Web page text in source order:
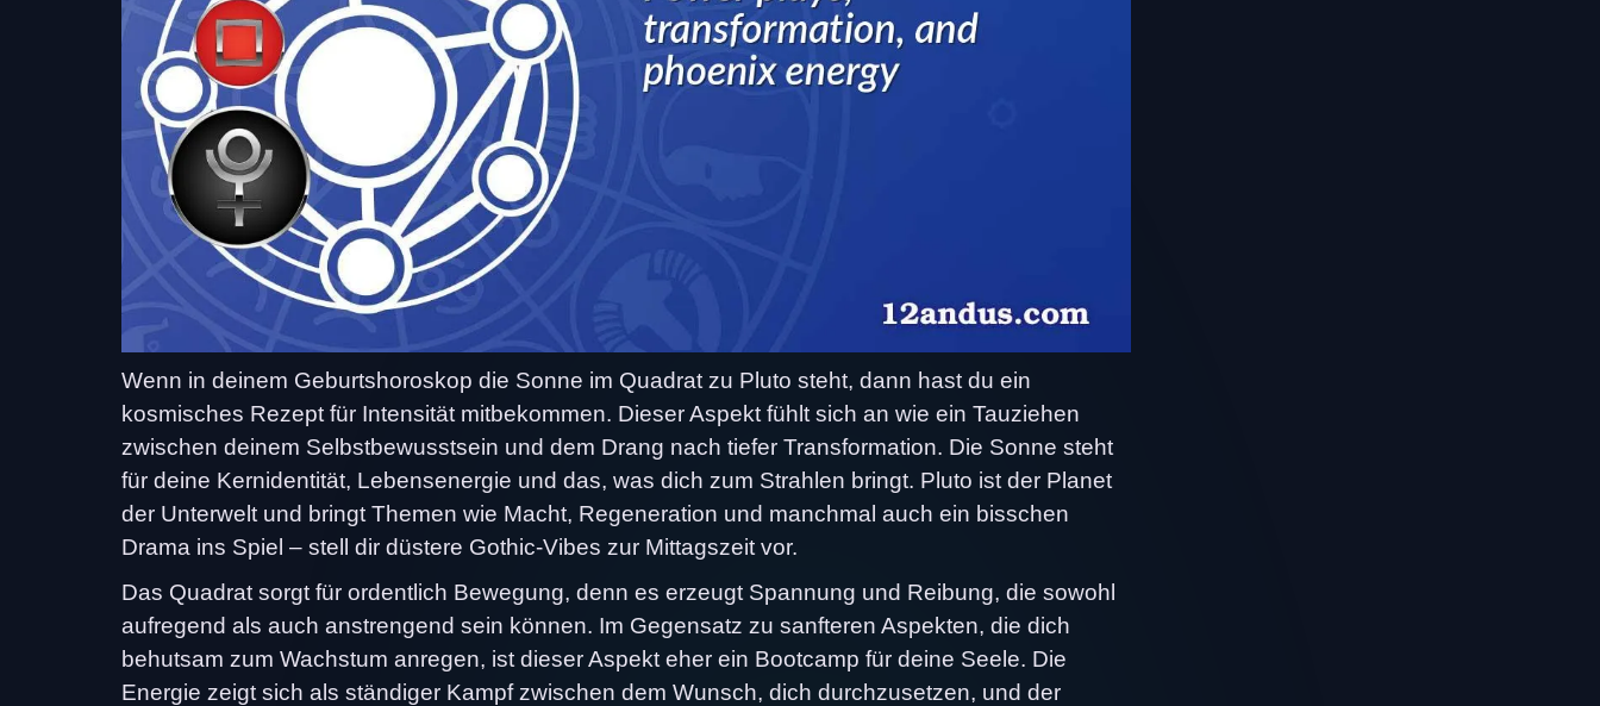
Wenn in deinem Geburtshoroskop die Sonne im Quadrat zu Pluto steht, dann hast du ein
kosmisches Rezept für Intensität mitbekommen. Dieser Aspekt fühlt sich an wie ein Tauziehen
zwischen deinem Selbstbewusstsein und dem Drang nach tiefer Transformation. Die Sonne steht
für deine Kernidentität, Lebensenergie und das, was dich zum Strahlen bringt. Pluto ist der Planet
der Unterwelt und bringt Themen wie Macht, Regeneration und manchmal auch ein bisschen
Drama ins Spiel – stell dir düstere Gothic-Vibes zur Mittagszeit vor.
Das Quadrat sorgt für ordentlich Bewegung, denn es erzeugt Spannung und Reibung, die sowohl
aufregend als auch anstrengend sein können. Im Gegensatz zu sanfteren Aspekten, die dich
behutsam zum Wachstum anregen, ist dieser Aspekt eher ein Bootcamp für deine Seele. Die
Energie zeigt sich als ständiger Kampf zwischen dem Wunsch, dich durchzusetzen, und der